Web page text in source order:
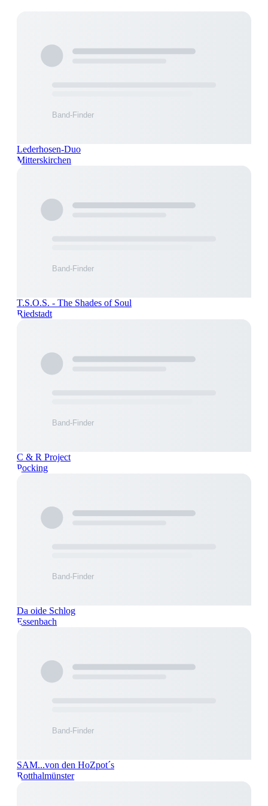
Lederhosen-Duo
Mitterskirchen
T.S.O.S. - The Shades of Soul
Riedstadt
C & R Project
Pocking
Da oide Schlog
Essenbach
SAM...von den HoZpot´s
Rotthalmünster